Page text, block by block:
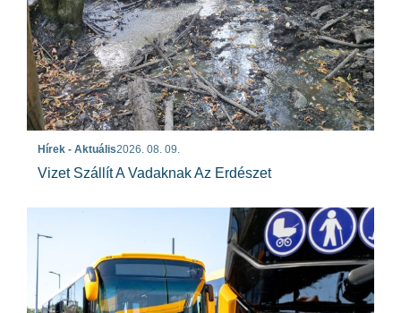
Hírek - Aktuális2026. 08. 09.
Vizet Szállít A Vadaknak Az Erdészet